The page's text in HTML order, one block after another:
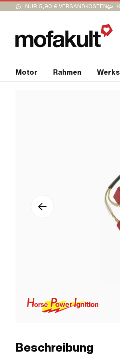
NUR 5,90 € VERSANDKOSTEN
Motor Rahmen
Beschreibung